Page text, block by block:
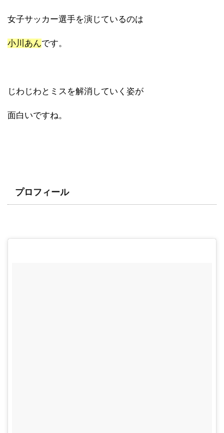
女子サッカー選手を演じているのは
小川あんです。
じわじわとミスを解消していく姿が
面白いですね。
プロフィール